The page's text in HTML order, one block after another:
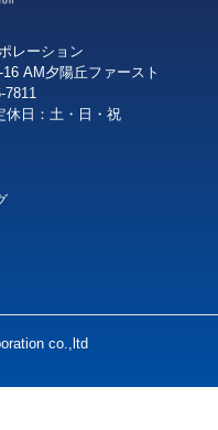
AM夕陽丘ファースト
7811
休日：土・日・祝
co.,ltd